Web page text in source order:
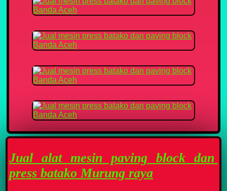
Jual alat mesin paving block dan
press batako Murung raya